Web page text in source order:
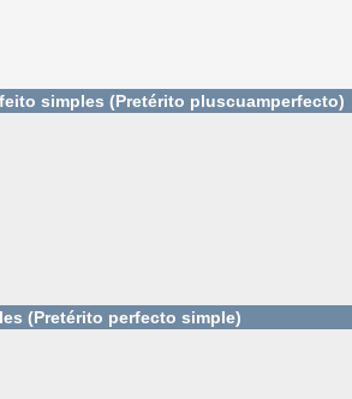
simples (Pretérito pluscuamperfecto)
(Pretérito perfecto simple)